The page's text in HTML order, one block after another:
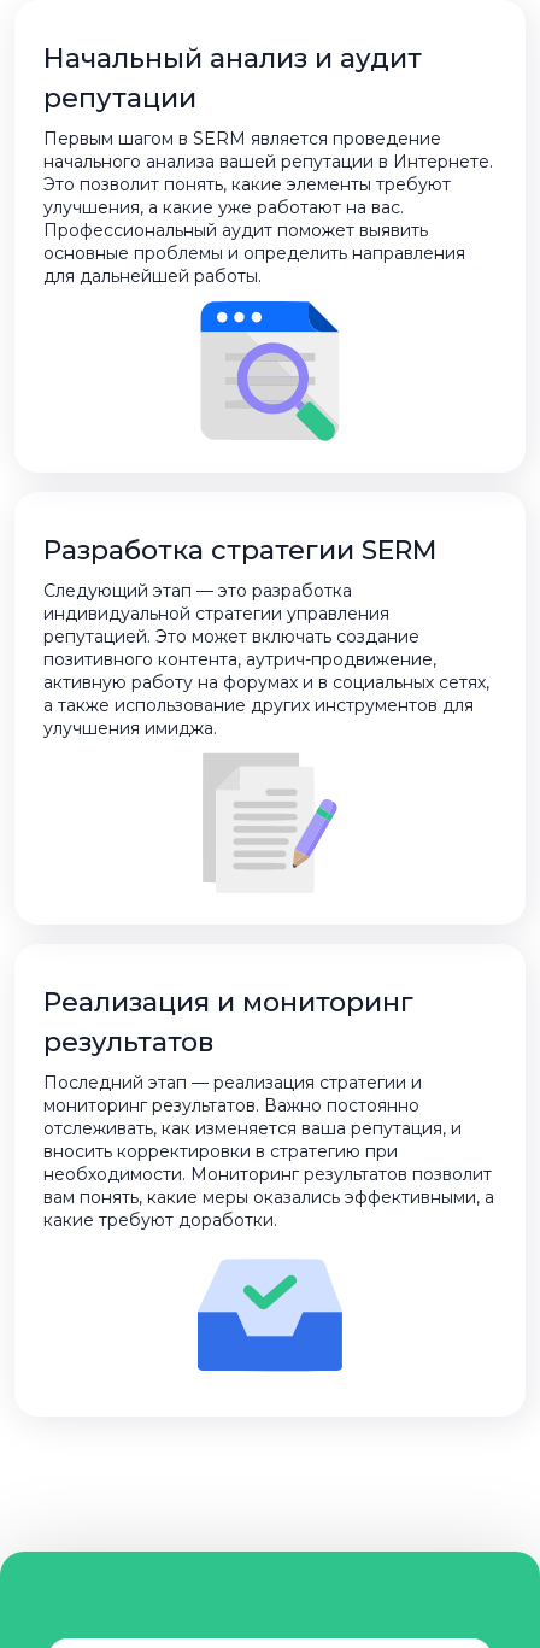
Начальный анализ и аудит
репутации
Первым шагом в SERM является проведение
начального анализа вашей репутации в Интернете.
Это позволит понять, какие элементы требуют
улучшения, а какие уже работают на вас.
Профессиональный аудит поможет выявить
основные проблемы и определить направления
для дальнейшей работы.
Разработка стратегии SERM
Следующий этап — это разработка
индивидуальной стратегии управления
репутацией. Это может включать создание
позитивного контента, аутрич-продвижение,
активную работу на форумах и в социальных сетях,
а также использование других инструментов для
улучшения имиджа.
Реализация и мониторинг
результатов
Последний этап — реализация стратегии и
мониторинг результатов. Важно постоянно
отслеживать, как изменяется ваша репутация, и
вносить корректировки в стратегию при
необходимости. Мониторинг результатов позволит
вам понять, какие меры оказались эффективными, а
какие требуют доработки.